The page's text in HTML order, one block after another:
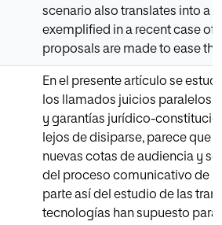
scenario also translates into a
exemplified in a recent case of
proposals are made to ease
En el presente artículo se
los llamados juicios paralelos,
y garantías jurídico-
lejos de disiparse, parece que
nuevas cotas de audiencia y
del proceso comunicativo de
parte así del estudio de las
tecnologías han supuesto